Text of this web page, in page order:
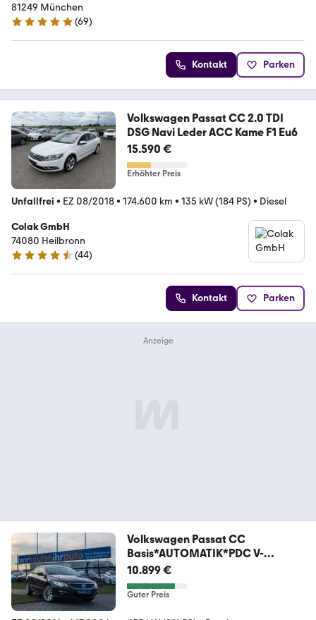
81249 München
5 Sterne
(69)
Kontakt Parken
Volkswagen Passat CC 2.0 TDI
DSG Navi Leder ACC Kame F1 Eu6
15.590 €
Erhöhter Preis
Unfallfrei • EZ 08/2018• 174.600 km • 135 kW (184 PS) • Diesel
Colak GmbH
74080 Heilbronn
4.6 Sterne
(44)
Kontakt Parken
Volkswagen Passat CC
Basis*AUTOMATIK*PDC V-
H*XENON*LEDER !!
10.899 €
Guter Preis